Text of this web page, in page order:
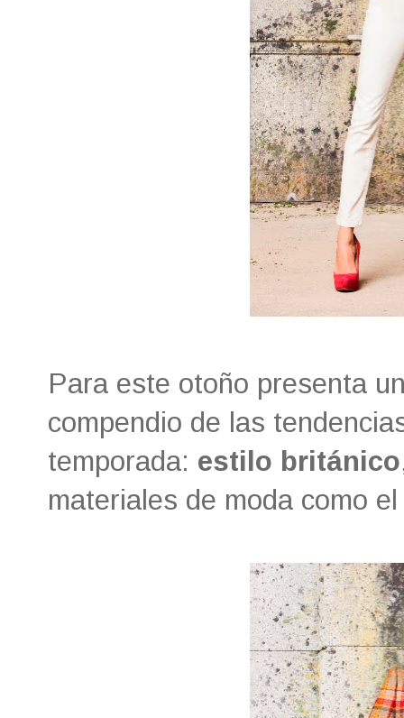
Para este otoño presenta
compendio de las
temporada: estilo británico
materiales de moda como